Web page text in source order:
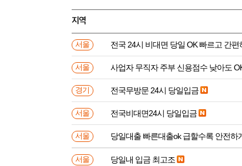
지역
서울 전국 24시 비대면 당일 OK 빠르고 간편
서울 사업자 무직자 주부 신용점수 낮아도
경기 전국무방문 24시 당일입금
서울 전국비대면24시 당일입금
서울 당일대출 빠른대출ok 급할수록 안전하
서울 당일내 입금 최고조